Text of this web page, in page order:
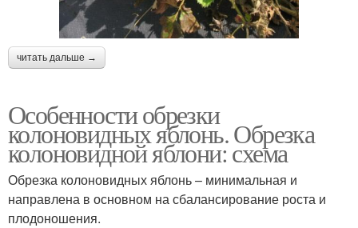
читать дальше →
Особенности обрезки
колоновидных яблонь. Обрезка
колоновидной яблони: схема
Обрезка колоновидных яблонь – минимальная и
направлена в основном на сбалансирование роста и
плодоношения.